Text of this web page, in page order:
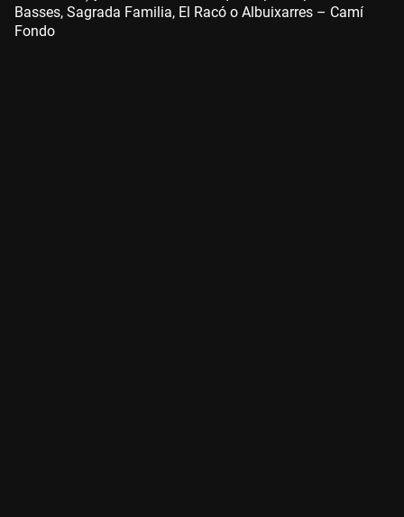
Basses, Sagrada Familia, El Racó o Albuixarres – Camí
Fondo